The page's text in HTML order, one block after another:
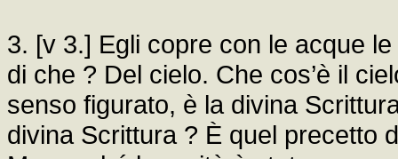
3. [v 3.] Egli copre con le acque
di che ? Del cielo. Che cos’è il
senso figurato, è la divina
divina Scrittura ? È quel precetto